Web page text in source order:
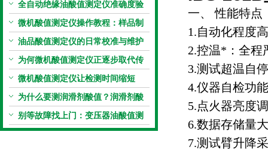
把控，降低设备故障
全自动绝缘油酸值测定仪准确度验
证：标准物质标定步骤
微机酸值测定仪操作教程：样品制
备、参数设置与结果解读
油品酸值测定仪的日常校准与维护
流程
为何微机酸值测定仪正逐步取代传
统手动滴定法？
微机酸值测定仪让检测时间缩短
50%
为什么要测润滑剂酸值？润滑剂酸
值测定法告诉你答案
别等故障找上门：变压器油酸值测
试仪的预警功能
一、 性能特点
1.自动化程度
2.控温*：全程
3.测试超温自
4.仪器自检功
5.点火器亮度
6.数据存储量
7.测试臂升降